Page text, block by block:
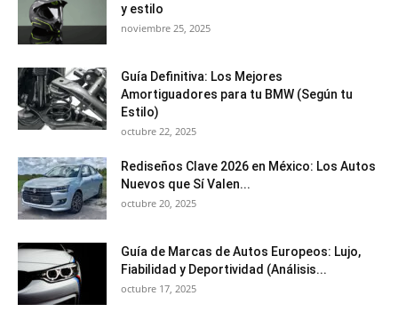
y estilo
noviembre 25, 2025
Guía Definitiva: Los Mejores
Amortiguadores para tu BMW (Según tu
Estilo)
octubre 22, 2025
Rediseños Clave 2026 en México: Los Autos
Nuevos que Sí Valen...
octubre 20, 2025
Guía de Marcas de Autos Europeos: Lujo,
Fiabilidad y Deportividad (Análisis...
octubre 17, 2025